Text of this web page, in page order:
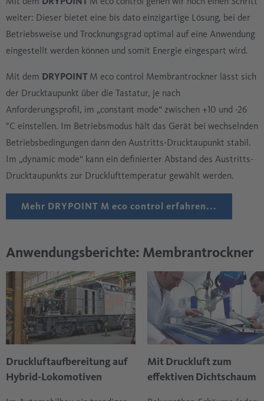
weiter: Dieser bietet eine bis dato einzigartige Lösung, bei der
Betriebsweise und Trocknungsgrad optimal auf eine Anwendung
eingestellt werden können und somit Energie eingespart wird.
Mit dem DRYPOINT M eco control Membrantrockner lässt sich
der Drucktaupunkt über die Tastatur, je nach
Anforderungsprofil, im „constant mode“ zwischen +10 und -26
°C einstellen. Im Betriebsmodus hält das Gerät bei wechselnden
Betriebsbedingungen dann den Austritts-Drucktaupunkt stabil.
Im „dynamic mode“ kann ein definierter Abstand des Austritts-
Drucktaupunkts zur Drucklufttemperatur gewählt werden.
Mehr DRYPOINT M eco control erfahren...
Anwendungsberichte: Membrantrockner
Druckluftaufbereitung auf
Hybrid-Lokomotiven
Mit Druckluft zum
effektiven Dichtschaum